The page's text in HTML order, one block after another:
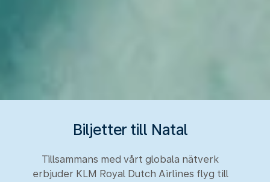
Biljetter till Natal
Tillsammans med vårt globala nätverk
erbjuder KLM Royal Dutch Airlines flyg till